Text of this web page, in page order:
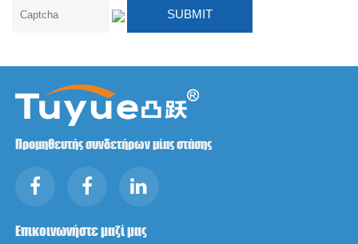
Προμηθευτής συνδετήρων μίας στάσης
Επικοινωνήστε μαζί μας